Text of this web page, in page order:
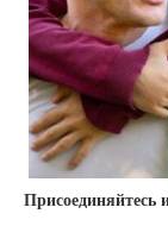
Присоединяйтесь